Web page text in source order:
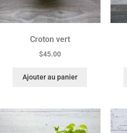
Croton vert
$45.00
Ajouter au panier